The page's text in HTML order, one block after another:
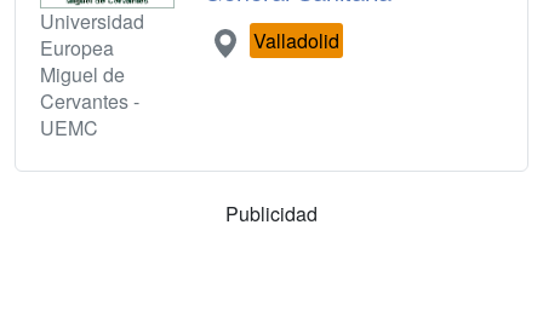
Universidad
Europea
Miguel de
Cervantes -
UEMC
Valladolid
Publicidad